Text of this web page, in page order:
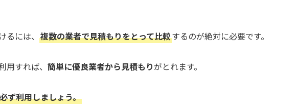
には、 複数の業者で見積もりをとって比較するのが絶対に必要です。
用すれば、 簡単に優良業者から見積もりがとれます。
必ず利用しましょう。